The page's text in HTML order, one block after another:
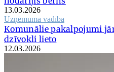
13.03.2026
Uzņēmuma vadība
Komunālie pakalpojumi
dzīvokli lieto
12.03.2026